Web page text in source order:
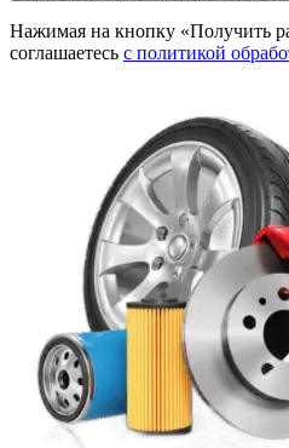
Нажимая на кнопку «Получить
соглашаетесь с политикой